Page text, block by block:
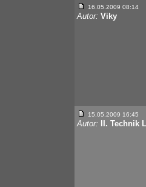
16.05.2009 08:14
Autor: Viky
15.05.2009 16:45
Autor: II. Technik